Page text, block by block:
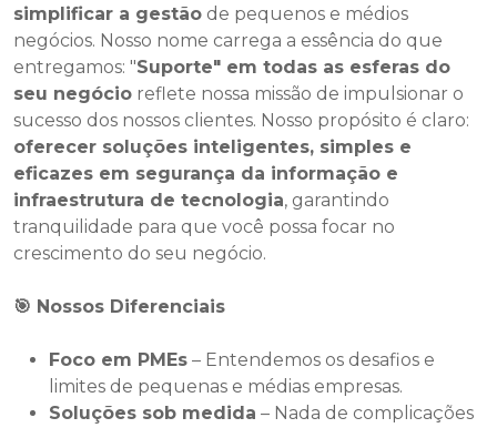
simplificar a gestão de pequenos e médios
negócios. Nosso nome carrega a essência do que
entregamos: "Suporte" em todas as esferas do
seu negócio reflete nossa missão de impulsionar o
sucesso dos nossos clientes. Nosso propósito é claro:
oferecer soluções inteligentes, simples e
eficazes em segurança da informação e
infraestrutura de tecnologia, garantindo
tranquilidade para que você possa focar no
crescimento do seu negócio.
🎯 Nossos Diferenciais
Foco em PMEs – Entendemos os desafios e
limites de pequenas e médias empresas.
Soluções sob medida – Nada de complicações